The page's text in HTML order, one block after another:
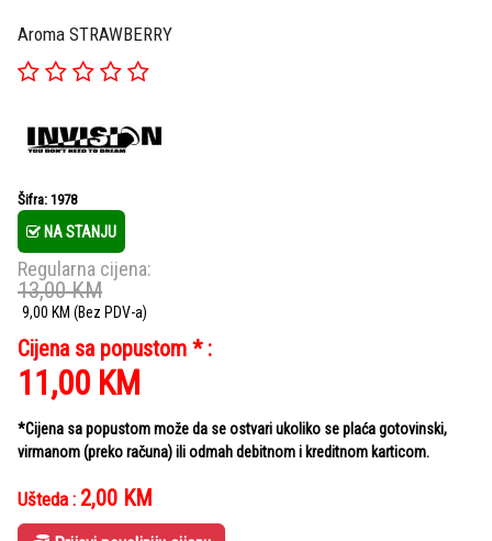
Aroma STRAWBERRY
Šifra: 1978
NA STANJU
Regularna cijena:
13,00KM
9,00 KM (Bez PDV-a)
Cijena sa popustom * :
11,00 KM
*Cijena sa popustom može da se ostvari ukoliko se plaća gotovinski,
virmanom (preko računa) ili odmah debitnom i kreditnom karticom.
Ušteda : 2,00 KM